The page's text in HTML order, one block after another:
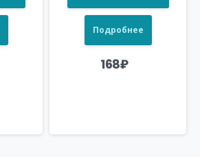
Подробнее
168₽